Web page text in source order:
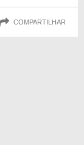
COMPARTILHAR